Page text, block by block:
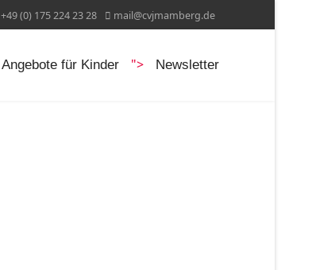
+49 (0) 175 224 23 28 mail@cvjmamberg.de
Angebote für Kinder "> Newsletter